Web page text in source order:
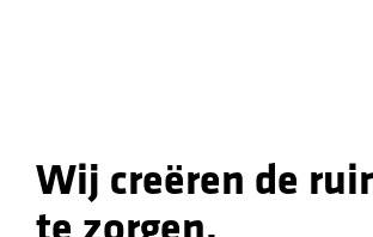
Wij creëren de